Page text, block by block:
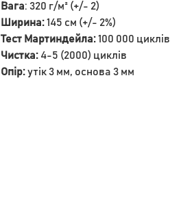
Вага: 320 г/м² (+/- 2)
Ширина:145 см (+/- 2%)
Тест Мартиндейла:100 000 циклів
Чистка: 4-5 (2000) циклів
Опір:утік 3 мм, основа 3 мм